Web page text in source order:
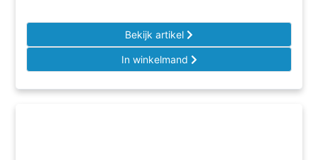
Bekijk artikel
In winkelmand